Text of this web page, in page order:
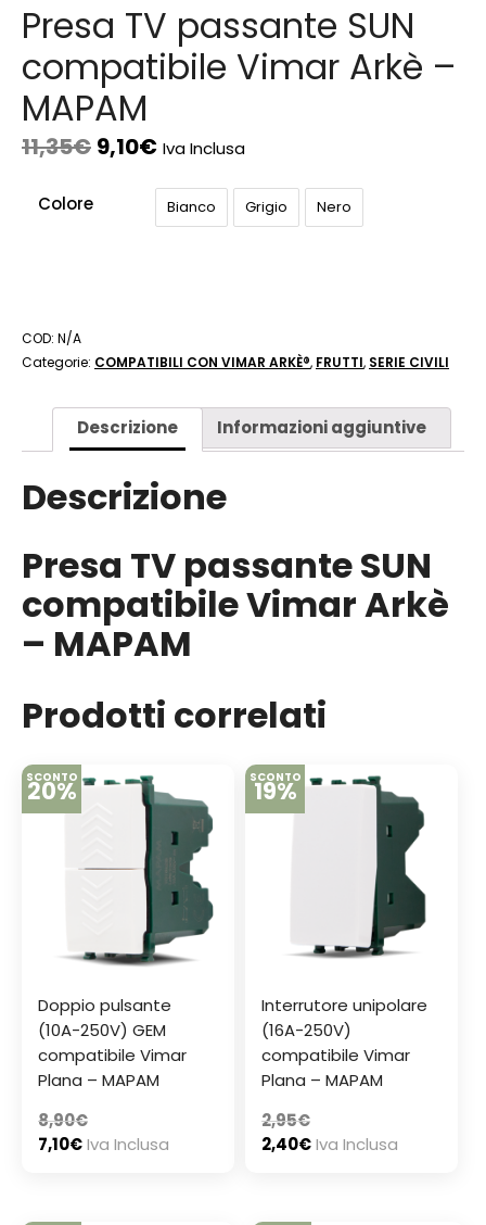
Presa TV passante SUN
compatibile Vimar Arkè –
MAPAM
11,35€ 9,10€ Iva Inclusa
Colore Bianco Grigio Nero
COD: N/A
Categorie: COMPATIBILI CON VIMAR ARKÈ®, FRUTTI, SERIE CIVILI
Descrizione Informazioni aggiuntive
Descrizione
Presa TV passante SUN
compatibile Vimar Arkè
– MAPAM
Prodotti correlati
SCONTO
20%
Doppio pulsante
(10A-250V) GEM
compatibile Vimar
Plana – MAPAM
8,90€
7,10€Iva Inclusa
SCONTO
19%
Interrutore unipolare
(16A-250V)
compatibile Vimar
Plana – MAPAM
2,95€
2,40€Iva Inclusa